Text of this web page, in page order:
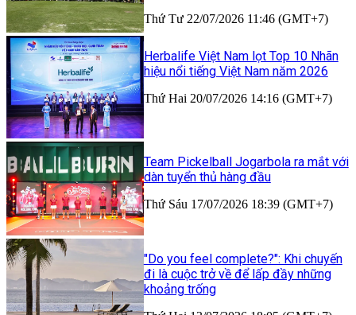
Thứ Tư 22/07/2026 11:46 (GMT+7)
Herbalife Việt Nam lọt Top 10 Nhãn
hiệu nổi tiếng Việt Nam năm 2026
Thứ Hai 20/07/2026 14:16 (GMT+7)
Team Pickelball Jogarbola ra mắt với
dàn tuyển thủ hàng đầu
Thứ Sáu 17/07/2026 18:39 (GMT+7)
"Do you feel complete?": Khi chuyến
đi là cuộc trở về để lấp đầy những
khoảng trống